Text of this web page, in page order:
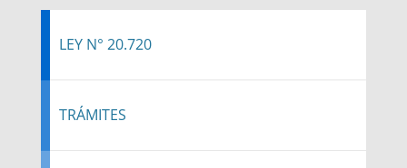
LEY N° 20.720
TRÁMITES